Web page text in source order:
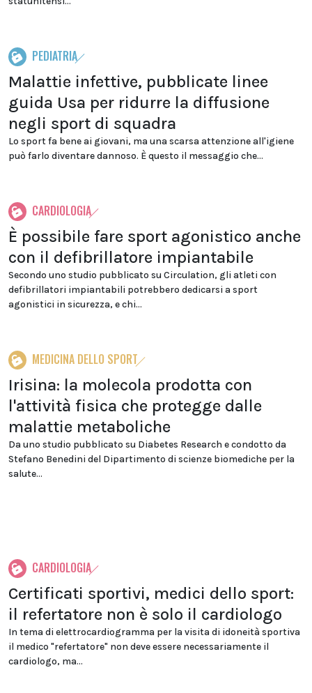
PEDIATRIA
Malattie infettive, pubblicate linee
guida Usa per ridurre la diffusione
negli sport di squadra
Lo sport fa bene ai giovani, ma una scarsa attenzione all'igiene
può farlo diventare dannoso. È questo il messaggio che...
CARDIOLOGIA
È possibile fare sport agonistico anche
con il defibrillatore impiantabile
Secondo uno studio pubblicato su Circulation, gli atleti con
defibrillatori impiantabili potrebbero dedicarsi a sport
agonistici in sicurezza, e chi...
MEDICINA DELLO SPORT
Irisina: la molecola prodotta con
l'attività fisica che protegge dalle
malattie metaboliche
Da uno studio pubblicato su Diabetes Research e condotto da
Stefano Benedini del Dipartimento di scienze biomediche per la
salute...
CARDIOLOGIA
Certificati sportivi, medici dello sport:
il refertatore non è solo il cardiologo
In tema di elettrocardiogramma per la visita di idoneità sportiva
il medico "refertatore" non deve essere necessariamente il
cardiologo, ma...